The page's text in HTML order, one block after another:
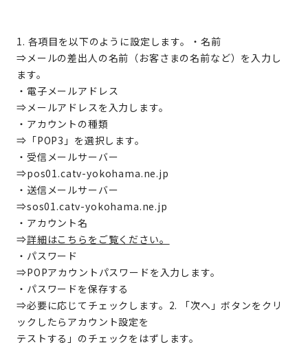
1. 各項目を以下のように設定します。・名前
⇒メールの差出人の名前（お客さまの名前など）を入力し
ます。
・電子メールアドレス
⇒メールアドレスを入力します。
・アカウントの種類
⇒「POP3」を選択します。
・受信メールサーバー
⇒pos01.catv-yokohama.ne.jp
・送信メールサーバー
⇒sos01.catv-yokohama.ne.jp
・アカウント名
⇒詳細はこちらをご覧ください。
・パスワード
⇒POPアカウントパスワードを入力します。
・パスワードを保存する
⇒必要に応じてチェックします。2. 「次へ」ボタンをクリ
ックしたらアカウント設定を
テストする」のチェックをはずします。